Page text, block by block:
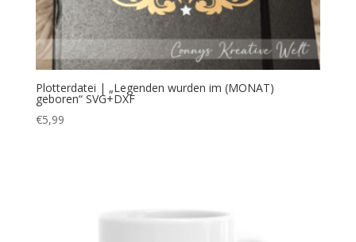
Plotterdatei | „Legenden wurden im (MONAT)
geboren“ SVG+DXF
€5,99